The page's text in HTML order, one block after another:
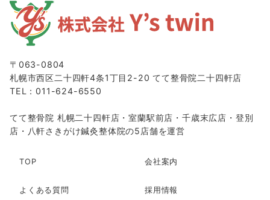
〒063-0804
札幌市西区二十四軒4条1丁目2-20 てて整骨院二十四軒店
TEL：011-624-6550
てて整骨院 札幌二十四軒店・室蘭駅前店・千歳末広店・登別
店・八軒さきがけ鍼灸整体院の5店舗を運営
TOP 会社案内
よくある質問 採用情報